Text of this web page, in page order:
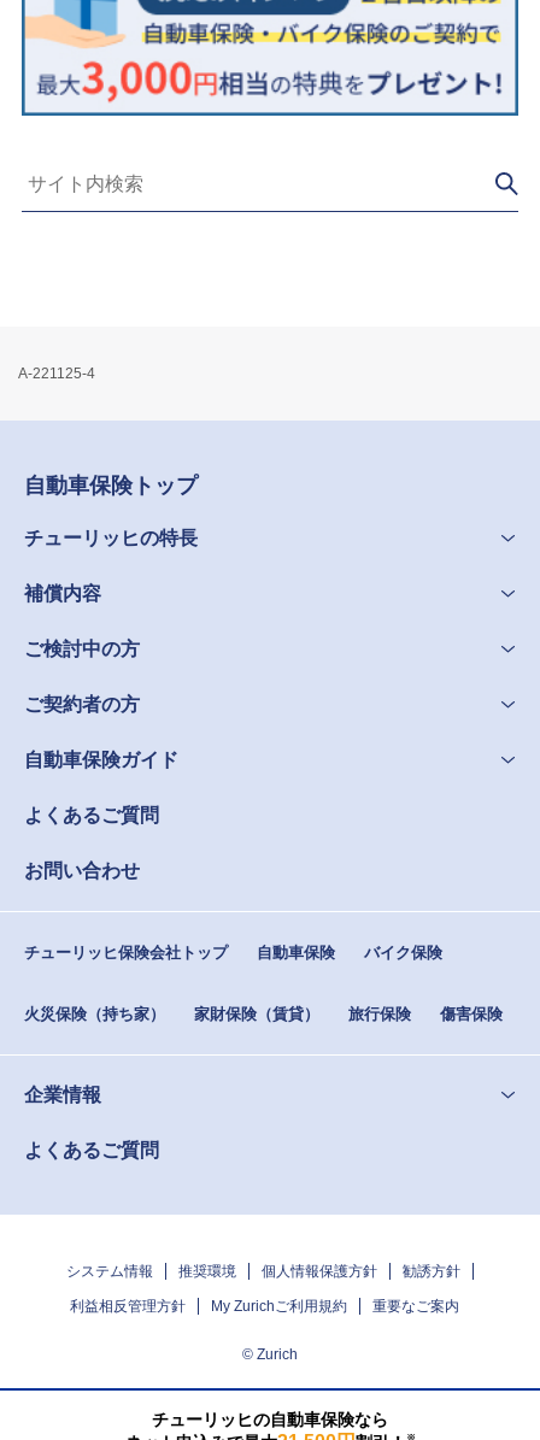
A-221125-4
自動車保険トップ
チューリッヒの特長
補償内容
ご検討中の方
ご契約者の方
自動車保険ガイド
よくあるご質問
お問い合わせ
チューリッヒ保険会社トップ 自動車保険 バイク保険
火災保険（持ち家） 家財保険（賃貸） 旅行保険 傷害保険
企業情報
よくあるご質問
システム情報 推奨環境 個人情報保護方針 勧誘方針
利益相反管理方針 My Zurichご利用規約 重要なご案内
© Zurich
チューリッヒの自動車保険なら